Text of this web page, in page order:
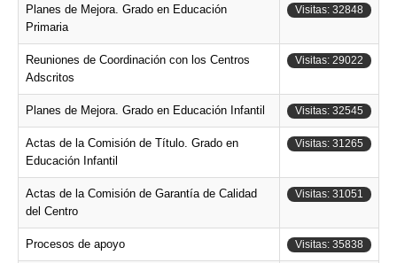
Planes de Mejora. Grado en Educación
Primaria
Visitas: 32848
Reuniones de Coordinación con los Centros
Adscritos
Visitas: 29022
Planes de Mejora. Grado en Educación Infantil Visitas: 32545
Actas de la Comisión de Título. Grado en
Educación Infantil
Visitas: 31265
Actas de la Comisión de Garantía de Calidad
del Centro
Visitas: 31051
Procesos de apoyo Visitas: 35838